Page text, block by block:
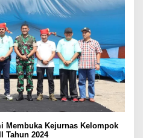
Membuka Kejurnas Kelompok
Tahun 2024